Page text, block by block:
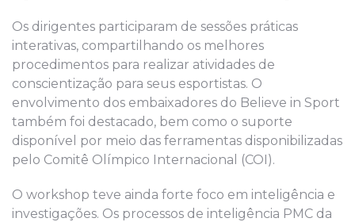
Os dirigentes participaram de sessões práticas
interativas, compartilhando os melhores
procedimentos para realizar atividades de
conscientização para seus esportistas. O
envolvimento dos embaixadores do Believe in Sport
também foi destacado, bem como o suporte
disponível por meio das ferramentas disponibilizadas
pelo Comitê Olímpico Internacional (COI).
O workshop teve ainda forte foco em inteligência e
investigações. Os processos de inteligência PMC da